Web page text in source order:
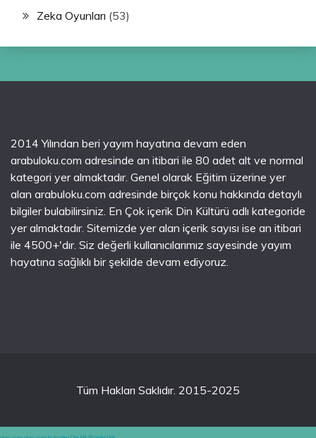
Zeka Oyunları (53)
2014 Yılından beri yayım hayatına devam eden
arabuloku.com adresinde an itibari ile 80 adet alt ve normal
kategori yer almaktadır. Genel olarak Eğitim üzerine yer
alan arabuloku.com adresinde birçok konu hakkında detaylı
bilgiler bulabilirsiniz. En Çok içerik Din Kültürü adlı kategoride
yer almaktadır. Sitemizde yer alan içerik sayısı ise an itibari
ile 4500+'dır. Siz değerli kullanıcılarımız sayesinde yayım
hayatına sağlıklı bir şekilde devam ediyoruz.
Tüm Hakları Saklıdır. 2015-2025